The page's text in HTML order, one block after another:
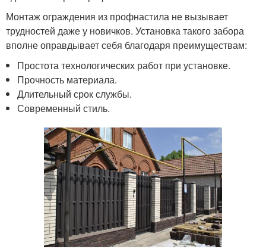
Монтаж ограждения из профнастила не вызывает
трудностей даже у новичков. Установка такого забора
вполне оправдывает себя благодаря преимуществам:
Простота технологических работ при установке.
Прочность материала.
Длительный срок службы.
Современный стиль.